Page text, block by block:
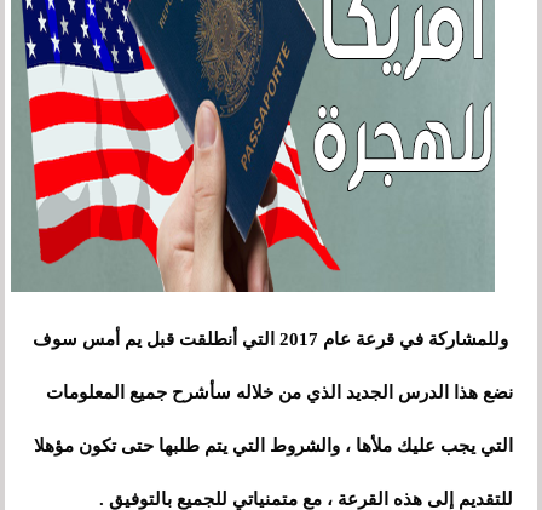
وللمشاركة في قرعة عام 2017 التي أنطلقت قبل يم أمس سوف
نضع هذا الدرس الجديد الذي من خلاله سأشرح جميع المعلومات
التي يجب عليك ملأها ، والشروط التي يتم طلبها حتى تكون مؤهلا
للتقديم إلى هذه القرعة ، مع متمنياتي للجميع بالتوفيق .